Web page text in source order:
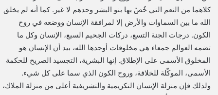
كلاهما من النعم التي خُصّ بها بنو البشر وحدهم لا غير. كما أنه لم يخلق
الله ما بين السماوات والأرض إلا لمرافقة الإنسان ووضعه في روح
الكون. درجات الجنة التسع، دركات الجحيم السبع، الإنسان وكل ما
تضمه العوالم جمعاء هي مخلوقات أوجدها الله، بيد أن الإنسان هو
المخلوق الأسمى على الإطلاق. إنها البشرية، التجسيد الصريح للحكمة
الأسمى، الموكّلة للخلافة، وروح الكون الذي سما على كل شيء.
ولذلك فإن منزلة الإنسان التكريمية والتشريفية أعلى من منزلة الملاك،